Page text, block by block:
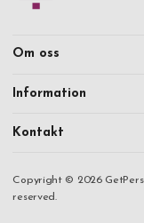
Om oss
Information
Kontakt
Copyright © 2026
reserved.